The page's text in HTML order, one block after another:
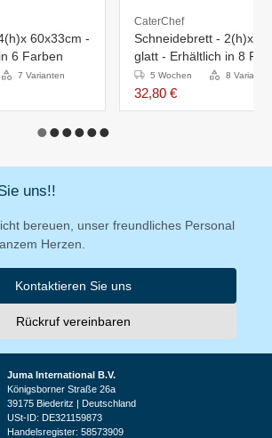
60x33cm -
6 Farben
7 Varianten
CaterChef
Schneidebrett -
glatt - Erhältlich in 8
5 Wochen 8 Varianten
32,80 €
uns!!
bereuen, unser freundliches Personal
Herzen.
Kontaktieren Sie uns
Rückruf vereinbaren
Juma International B.V.
Königsborner Straße 26a
39175 Biederitz | Deutschland
USt-ID: DE321159873
Handelsregister: 58573909